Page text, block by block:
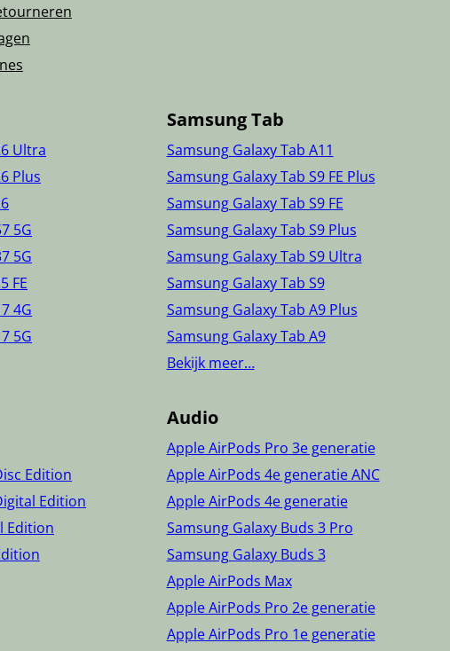
Ultra
Plus
5G
5G
FE
4G
5G
Samsung Tab
Samsung Galaxy Tab A11
Samsung Galaxy Tab S9 FE Plus
Samsung Galaxy Tab S9 FE
Samsung Galaxy Tab S9 Plus
Samsung Galaxy Tab S9 Ultra
Samsung Galaxy Tab S9
Samsung Galaxy Tab A9 Plus
Samsung Galaxy Tab A9
Bekijk meer…
Edition
Edition
Edition
Audio
Apple AirPods Pro 3e generatie
Apple AirPods 4e generatie ANC
Apple AirPods 4e generatie
Samsung Galaxy Buds 3 Pro
Samsung Galaxy Buds 3
Apple AirPods Max
Apple AirPods Pro 2e generatie
Apple AirPods Pro 1e generatie